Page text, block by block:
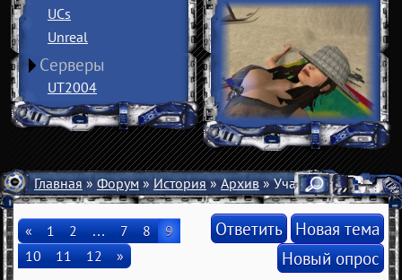
UCs
Unreal
Серверы
UT2004
Главная»Форум»История»Архив» Участие в Турнире
« 1 2 … 7 8
9
10
11 12 »
Ответить Новая тема
Новый опрос